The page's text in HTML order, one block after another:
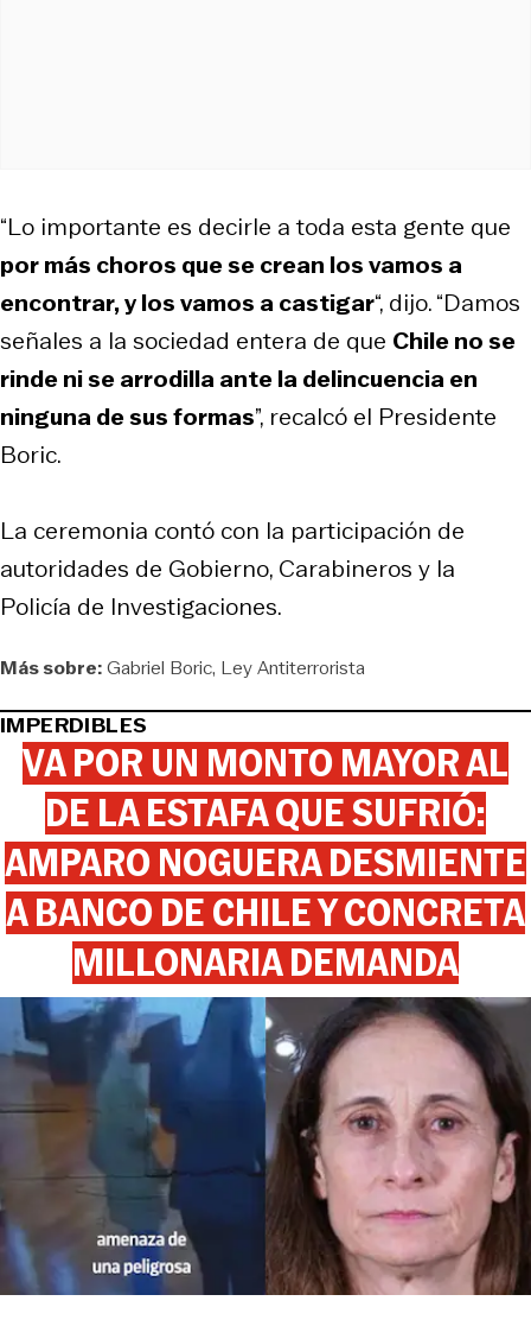
“Lo importante es decirle a toda esta gente que
por más choros que se crean los vamos a
encontrar, y los vamos a castigar“, dijo. “Damos
señales a la sociedad entera de que Chile no se
rinde ni se arrodilla ante la delincuencia en
ninguna de sus formas”, recalcó el Presidente
Boric.
La ceremonia contó con la participación de
autoridades de Gobierno, Carabineros y la
Policía de Investigaciones.
Más sobre:Gabriel Boric Ley Antiterrorista
IMPERDIBLES
VA POR UN MONTO MAYOR AL
DE LA ESTAFA QUE SUFRIÓ:
AMPARO NOGUERA DESMIENTE
A BANCO DE CHILE Y CONCRETA
MILLONARIA DEMANDA